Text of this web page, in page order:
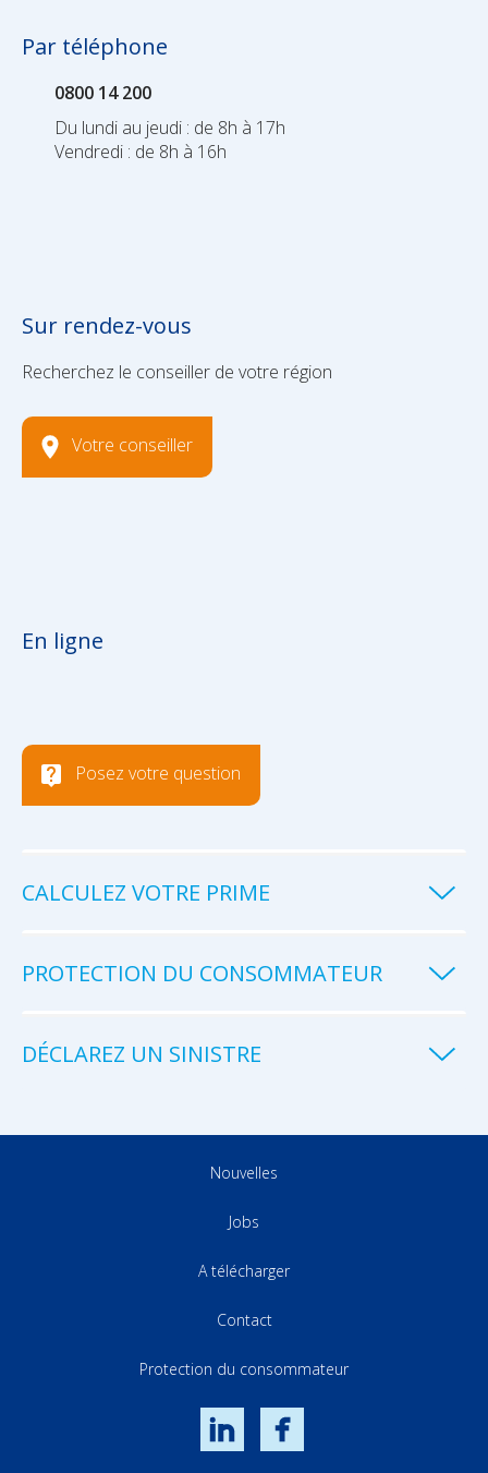
Par téléphone
0800 14 200
Du lundi au jeudi : de 8h à 17h
Vendredi : de 8h à 16h
Sur rendez-vous
Recherchez le conseiller de votre région
Votre conseiller
En ligne
Posez votre question
CALCULEZ VOTRE PRIME
PROTECTION DU CONSOMMATEUR
DÉCLAREZ UN SINISTRE
Nouvelles
Jobs
A télécharger
Contact
Protection du consommateur
LinkedIn